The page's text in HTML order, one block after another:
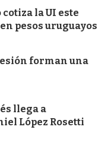
la UI este
pesos uruguayos
forman una
llega a
López Rosetti